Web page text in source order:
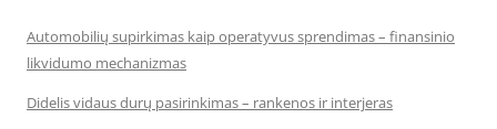
Automobilių supirkimas kaip operatyvus sprendimas – finansinio
likvidumo mechanizmas
Didelis vidaus durų pasirinkimas – rankenos ir interjeras